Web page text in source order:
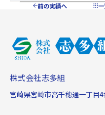
前の実績へ
株式会社志多組
宮崎県宮崎市高千穂通一丁目